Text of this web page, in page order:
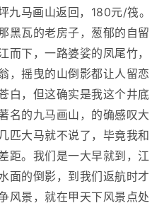
九马画山返回，180元/筏。
黑瓦的老房子，葱郁的自留
而下，一路婆娑的凤尾竹，
，摇曳的山倒影都让人留恋
白，但这确实是我这个井底
名的九马画山，的确感叹大
匹大马就不说了，毕竟我和
距。我们是一大早就到，江
面的倒影，到我们返航时才
风景，就在甲天下风景点处